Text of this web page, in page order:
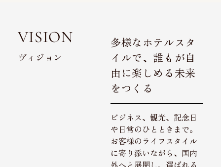
VISION
ヴィジョン
多様なホテルスタ
イルで、誰もが自
由に楽しめる未来
をつくる
ビジネス、観光、記念日
や日常のひとときまで。
お客様のライフスタイル
に寄り添いながら、国内